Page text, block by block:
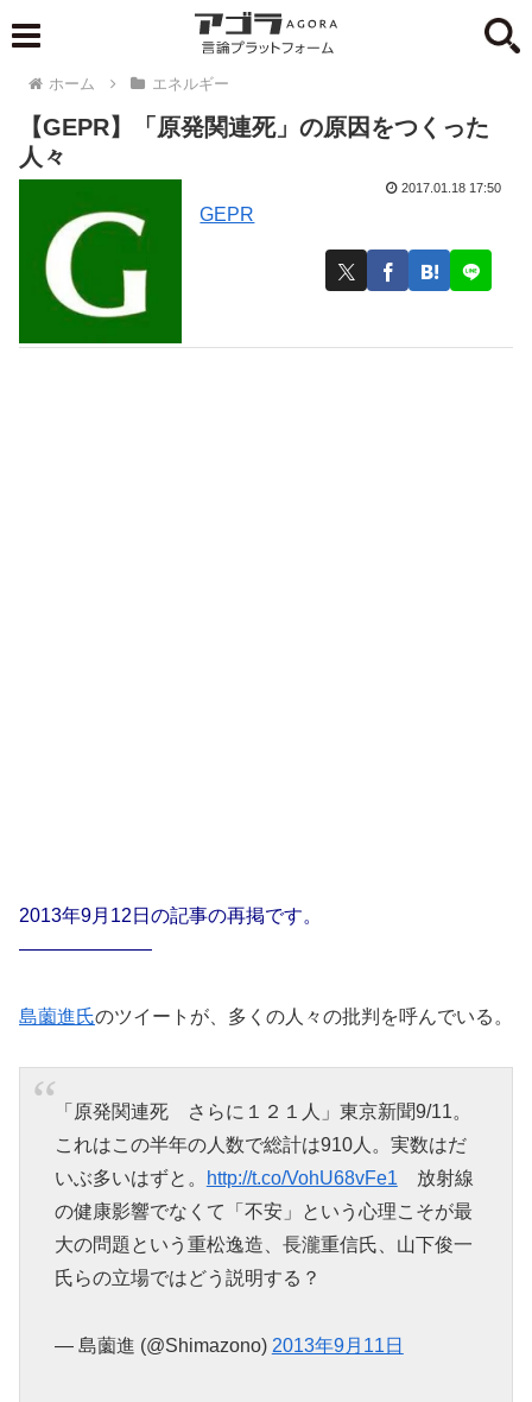
ホーム エネルギー
【GEPR】「原発関連死」の原因をつくった
人々
GEPR
2017.01.18 17:50
2013年9月12日の記事の再掲です。
———————
島薗進氏のツイートが、多くの人々の批判を呼んでいる。
「原発関連死 さらに１２１人」東京新聞9/11。
これはこの半年の人数で総計は910人。実数はだ
いぶ多いはずと。
http://t.co/VohU68vFe1 放射線
の健康影響でなくて「不安」という心理こそが最
大の問題という重松逸造、長瀧重信氏、山下俊一
氏らの立場ではどう説明する？
— 島薗進 (@Shimazono) 2013年9月11日